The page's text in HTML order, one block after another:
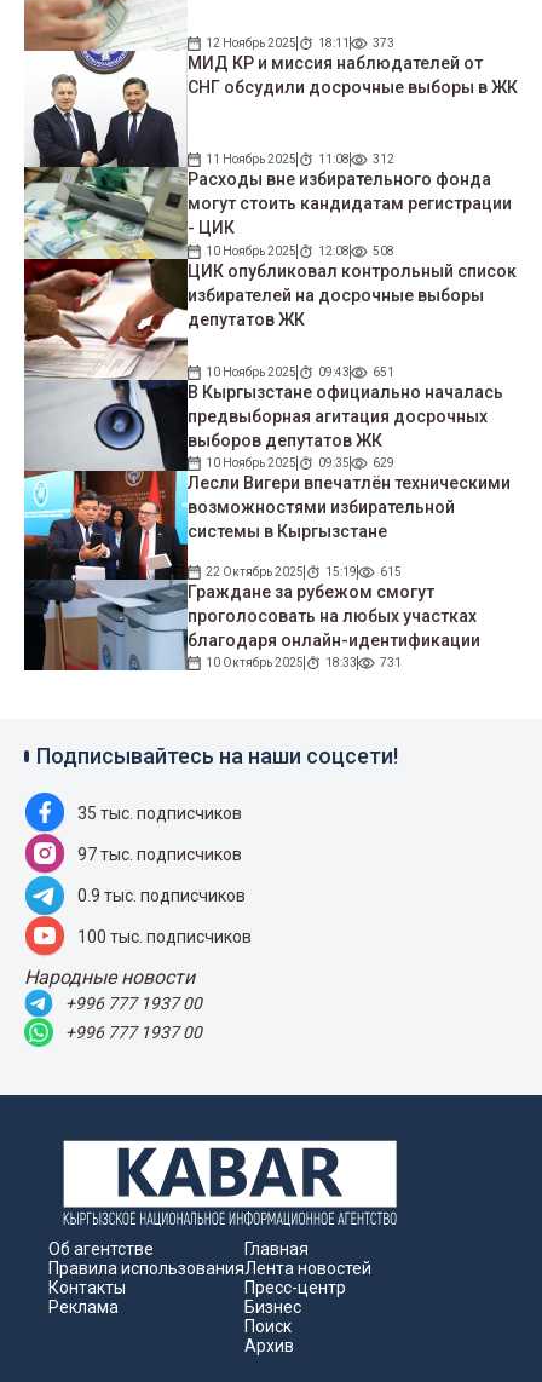
12 Ноябрь 2025 18:11 373
МИД КР и миссия наблюдателей от
СНГ обсудили досрочные выборы в ЖК
11 Ноябрь 2025 11:08 312
Расходы вне избирательного фонда
могут стоить кандидатам регистрации
- ЦИК
10 Ноябрь 2025 12:08 508
ЦИК опубликовал контрольный список
избирателей на досрочные выборы
депутатов ЖК
10 Ноябрь 2025 09:43 651
В Кыргызстане официально началась
предвыборная агитация досрочных
выборов депутатов ЖК
10 Ноябрь 2025 09:35 629
Лесли Вигери впечатлён техническими
возможностями избирательной
системы в Кыргызстане
22 Октябрь 2025 15:19 615
Граждане за рубежом смогут
проголосовать на любых участках
благодаря онлайн-идентификации
10 Октябрь 2025 18:33 731
Подписывайтесь на наши соцсети!
35 тыс. подписчиков
97 тыс. подписчиков
0.9 тыс. подписчиков
100 тыс. подписчиков
Народные новости
+996 777 1937 00
+996 777 1937 00
Об агентстве
Правила использования
Контакты
Реклама
Главная
Лента новостей
Пресс-центр
Бизнес
Поиск
Архив